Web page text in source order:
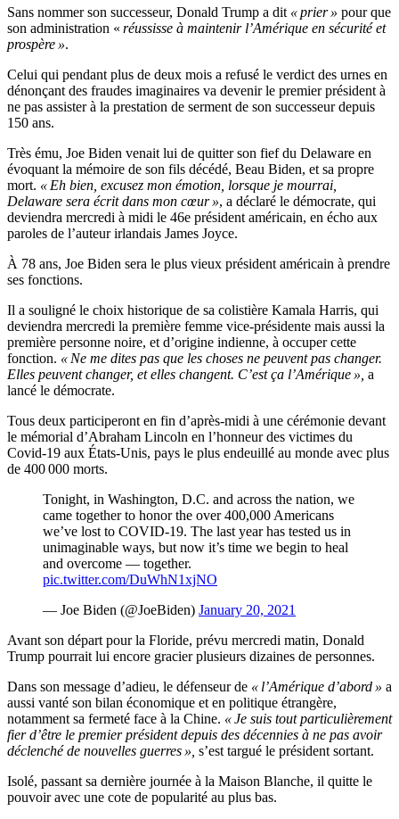
Sans nommer son successeur, Donald Trump a dit « prier » pour que
son administration « réussisse à maintenir l’Amérique en sécurité et
prospère ».
Celui qui pendant plus de deux mois a refusé le verdict des urnes en
dénonçant des fraudes imaginaires va devenir le premier président à
ne pas assister à la prestation de serment de son successeur depuis
150 ans.
Très ému, Joe Biden venait lui de quitter son fief du Delaware en
évoquant la mémoire de son fils décédé, Beau Biden, et sa propre
mort. « Eh bien, excusez mon émotion, lorsque je mourrai,
Delaware sera écrit dans mon cœur », a déclaré le démocrate, qui
deviendra mercredi à midi le 46e président américain, en écho aux
paroles de l’auteur irlandais James Joyce.
À 78 ans, Joe Biden sera le plus vieux président américain à prendre
ses fonctions.
Il a souligné le choix historique de sa colistière Kamala Harris, qui
deviendra mercredi la première femme vice-présidente mais aussi la
première personne noire, et d’origine indienne, à occuper cette
fonction. « Ne me dites pas que les choses ne peuvent pas changer.
Elles peuvent changer, et elles changent. C’est ça l’Amérique », a
lancé le démocrate.
Tous deux participeront en fin d’après-midi à une cérémonie devant
le mémorial d’Abraham Lincoln en l’honneur des victimes du
Covid-19 aux États-Unis, pays le plus endeuillé au monde avec plus
de 400 000 morts.
Tonight, in Washington, D.C. and across the nation, we
came together to honor the over 400,000 Americans
we’ve lost to COVID-19. The last year has tested us in
unimaginable ways, but now it’s time we begin to heal
and overcome — together.
pic.twitter.com/DuWhN1xjNO
— Joe Biden (@JoeBiden) January 20, 2021
Avant son départ pour la Floride, prévu mercredi matin, Donald
Trump pourrait lui encore gracier plusieurs dizaines de personnes.
Dans son message d’adieu, le défenseur de « l’Amérique d’abord » a
aussi vanté son bilan économique et en politique étrangère,
notamment sa fermeté face à la Chine. « Je suis tout particulièrement
fier d’être le premier président depuis des décennies à ne pas avoir
déclenché de nouvelles guerres », s’est targué le président sortant.
Isolé, passant sa dernière journée à la Maison Blanche, il quitte le
pouvoir avec une cote de popularité au plus bas.